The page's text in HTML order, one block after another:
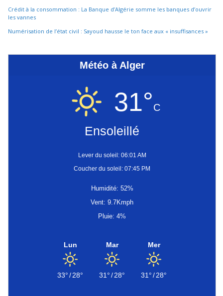
Crédit à la consommation : La Banque d’Algérie somme les banques d’ouvrir
les vannes
Numérisation de l’état civil : Sayoud hausse le ton face aux « insuffisances »
Météo à Alger
31°C
Ensoleillé
Lever du soleil: 06:01 AM
Coucher du soleil: 07:45 PM
Humidité: 52%
Vent: 9.7Kmph
Pluie: 4%
Lun
33°/28°
Mar
31°/28°
Mer
31°/28°